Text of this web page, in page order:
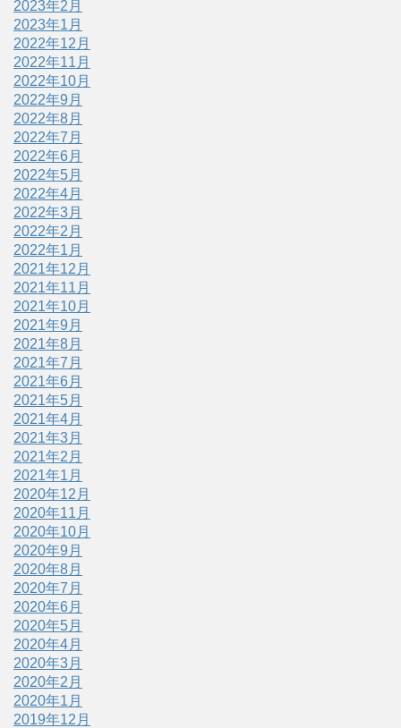
2023年2月
2023年1月
2022年12月
2022年11月
2022年10月
2022年9月
2022年8月
2022年7月
2022年6月
2022年5月
2022年4月
2022年3月
2022年2月
2022年1月
2021年12月
2021年11月
2021年10月
2021年9月
2021年8月
2021年7月
2021年6月
2021年5月
2021年4月
2021年3月
2021年2月
2021年1月
2020年12月
2020年11月
2020年10月
2020年9月
2020年8月
2020年7月
2020年6月
2020年5月
2020年4月
2020年3月
2020年2月
2020年1月
2019年12月